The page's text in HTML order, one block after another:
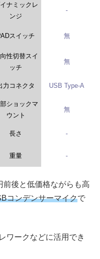
ナミックレ
ンジ
-
スイッチ 無
性切替スイ
ッチ
無
力コネクタ USB Type-A
ショックマ
ウント
無
長さ -
重量 -
前後と低価格ながらも高
コンデンサーマイクで
ワークなどに活用でき